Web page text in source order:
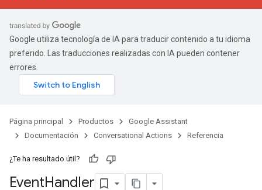
Google utiliza tecnología de IA para traducir contenido a tu idioma
preferido. Las traducciones realizadas con IA pueden contener
errores.
Página principal Productos
Google Assistant
Documentación
Conversational Actions Referencia
¿Te ha resultado útil?
EventHandler